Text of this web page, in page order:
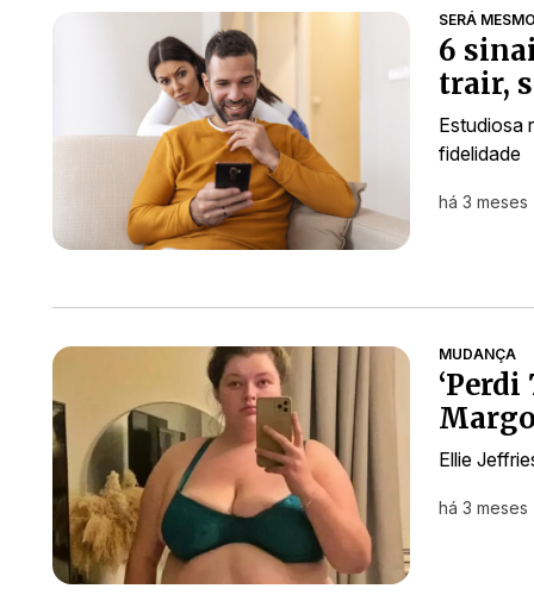
SERÁ
6
trair,
Estudiosa
fidelidade
há 3 meses
MUDANÇA
Ellie
há 3 meses